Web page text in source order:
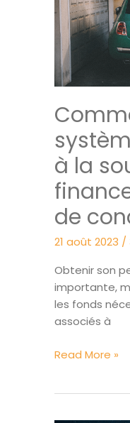
à la
de
21 août 2023 /
Obtenir son
importante,
les fonds
associés à
Comment
Read More »